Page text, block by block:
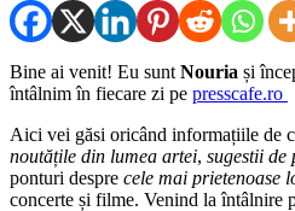
Bine ai venit! Eu sunt Nouria și
întâlnim în fiecare zi pe presscafe.ro
Aici vei găsi oricând informațiile de
noutățile din lumea artei, sugestii de
ponturi despre cele mai prietenoase
concerte și filme. Venind la întâlnire